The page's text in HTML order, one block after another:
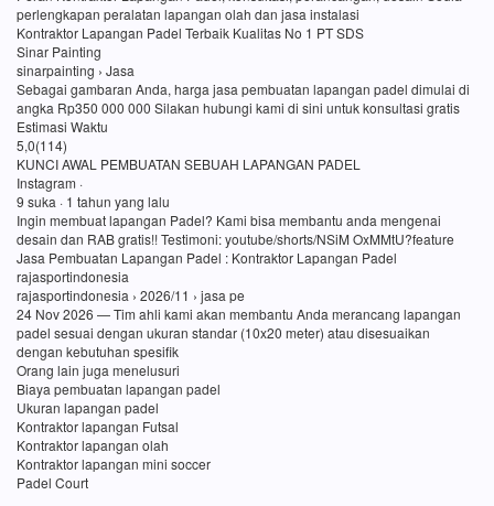
perlengkapan peralatan lapangan olah dan jasa instalasi
Kontraktor Lapangan Padel Terbaik Kualitas No 1 PT SDS
Sinar Painting
sinarpainting › Jasa
Sebagai gambaran Anda, harga jasa pembuatan lapangan padel dimulai di
angka Rp350 000 000 Silakan hubungi kami di sini untuk konsultasi gratis
Estimasi Waktu
5,0(114)
KUNCI AWAL PEMBUATAN SEBUAH LAPANGAN PADEL
Instagram ·
9 suka · 1 tahun yang lalu
Ingin membuat lapangan Padel? Kami bisa membantu anda mengenai
desain dan RAB gratis!! Testimoni: youtube/shorts/NSiM OxMMtU?feature
Jasa Pembuatan Lapangan Padel : Kontraktor Lapangan Padel
rajasportindonesia
rajasportindonesia › 2026/11 › jasa pe
24 Nov 2026 — Tim ahli kami akan membantu Anda merancang lapangan
padel sesuai dengan ukuran standar (10x20 meter) atau disesuaikan
dengan kebutuhan spesifik
Orang lain juga menelusuri
Biaya pembuatan lapangan padel
Ukuran lapangan padel
Kontraktor lapangan Futsal
Kontraktor lapangan olah
Kontraktor lapangan mini soccer
Padel Court